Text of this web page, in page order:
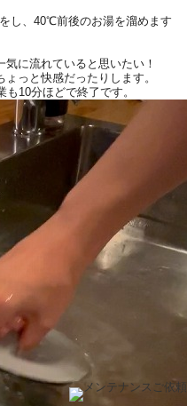
し、40℃前後のお湯を溜めます
に流れていると思いたい！
っと快感だったりします。
10分ほどで終了です。